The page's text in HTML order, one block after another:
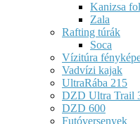
Kanizsa
Zala
Rafting túrák
Soca
Vízitúra
Vadvízi kajak
UltraRába 215
DZD Ultra Trail
DZD 600
Futóversenyek